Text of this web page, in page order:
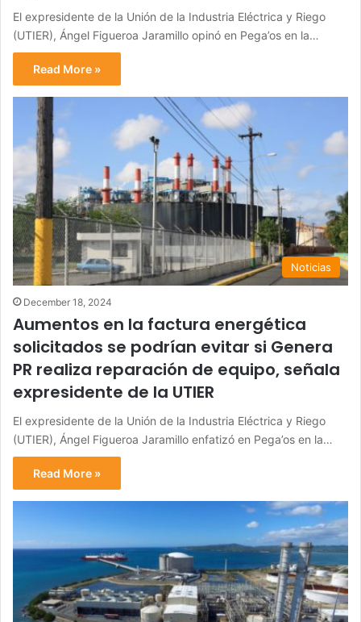
El expresidente de la Unión de la Industria Eléctrica y Riego
(UTIER), Ángel Figueroa Jaramillo opinó en Pega’os en la…
Read More »
Noticias
December 18, 2024
Aumentos en la factura energética
solicitados se podrían evitar si Genera
PR realiza reparación de equipo, señala
expresidente de la UTIER
El expresidente de la Unión de la Industria Eléctrica y Riego
(UTIER), Ángel Figueroa Jaramillo enfatizó en Pega’os en la…
Read More »